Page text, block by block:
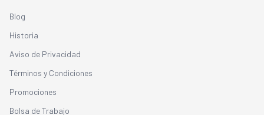
Blog
Historia
Aviso de Privacidad
Términos y Condiciones
Promociones
Bolsa de Trabajo